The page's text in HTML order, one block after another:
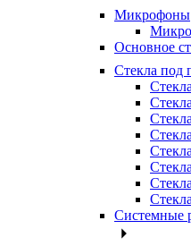
Микрофоны
Основное
Стекла под
Системные